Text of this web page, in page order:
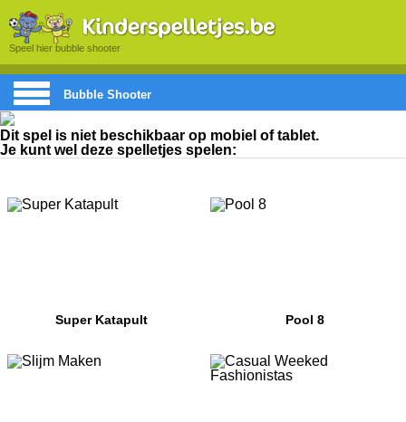
Speel hier bubble shooter
Bubble Shooter
Dit spel is niet beschikbaar op mobiel of tablet.
Je kunt wel deze spelletjes spelen:
Super Katapult Pool 8